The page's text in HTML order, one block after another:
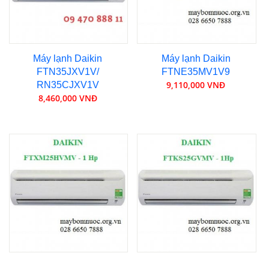
Máy lạnh Daikin
FTN35JXV1V/
RN35CJXV1V
8,460,000 VNĐ
Máy lạnh Daikin
FTNE35MV1V9
9,110,000 VNĐ